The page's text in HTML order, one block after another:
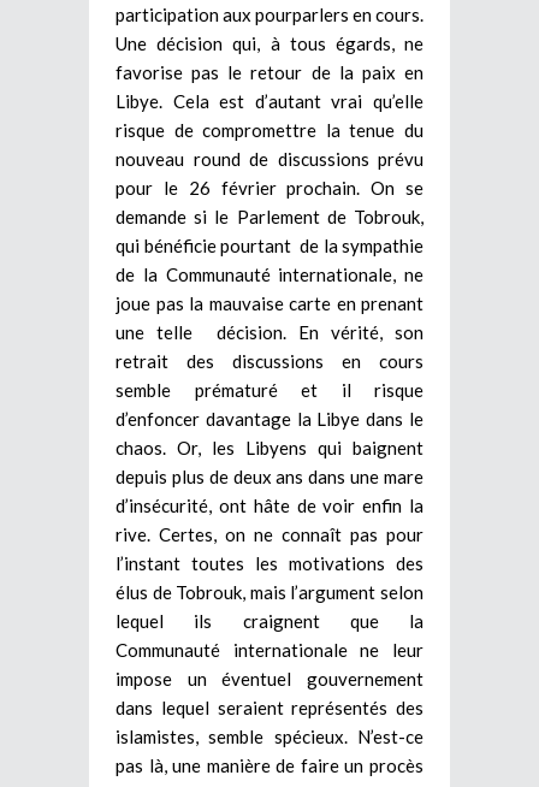
participation aux pourparlers en cours.
Une décision qui, à tous égards, ne
favorise pas le retour de la paix en
Libye. Cela est d’autant vrai qu’elle
risque de compromettre la tenue du
nouveau round de discussions prévu
pour le 26 février prochain. On se
demande si le Parlement de Tobrouk,
qui bénéficie pourtant de la sympathie
de la Communauté internationale, ne
joue pas la mauvaise carte en prenant
une telle décision. En vérité, son
retrait des discussions en cours
semble prématuré et il risque
d’enfoncer davantage la Libye dans le
chaos. Or, les Libyens qui baignent
depuis plus de deux ans dans une mare
d’insécurité, ont hâte de voir enfin la
rive. Certes, on ne connaît pas pour
l’instant toutes les motivations des
élus de Tobrouk, mais l’argument selon
lequel ils craignent que la
Communauté internationale ne leur
impose un éventuel gouvernement
dans lequel seraient représentés des
islamistes, semble spécieux. N’est-ce
pas là, une manière de faire un procès